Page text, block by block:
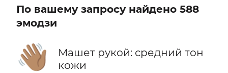
По вашему запросу найдено 588
эмодзи
👋🏽
Машет рукой: средний тон
кожи